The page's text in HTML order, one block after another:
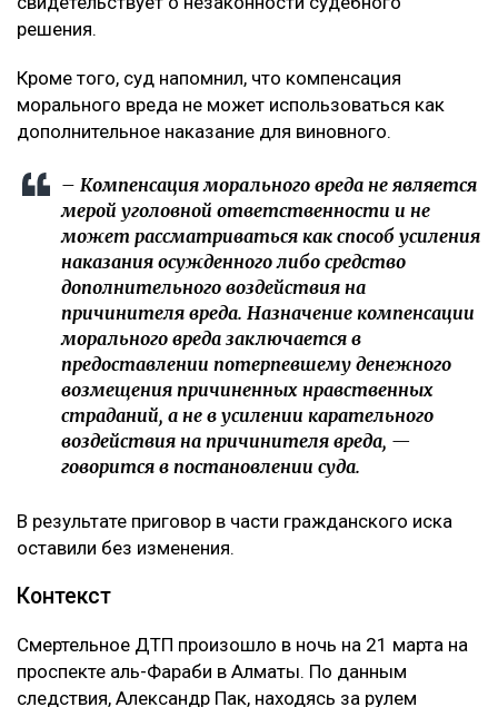
изменения размера компенсации не установлено. В
постановлении отмечается, что определение суммы
компенсации относится к оценочным полномочиям
суда и производится с учетом конкретных
обстоятельств дела, характера нравственных
страданий потерпевшего, степени вины
осужденного, а также требований разумности и
справедливости. При этом апелляционная инстанция
отдельно указала, что несогласие потерпевшего с
присужденной суммой само по себе не
свидетельствует о незаконности судебного
решения.
Кроме того, суд напомнил, что компенсация
морального вреда не может использоваться как
дополнительное наказание для виновного.
– Компенсация морального вреда не является
может рассматриваться как способ усиления
наказания осужденного либо средство
причинителя вреда. Назначение компенсации
предоставлении потерпевшему денежного
возмещения причиненных нравственных
страданий, а не в усилении карательного